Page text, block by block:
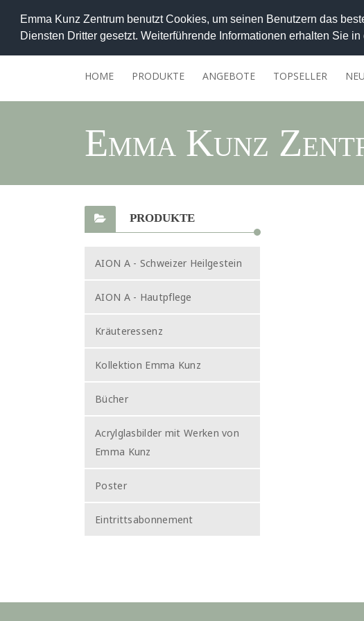
Emma Kunz Zentrum benutzt Cookies, um seinen Benutzern das
Diensten Dritter gesetzt. Weiterführende Informationen erhalten Sie in
HOME PRODUKTE ANGEBOTE TOPSELLER
Emma Kunz
PRODUKTE
AION A - Schweizer Heilgestein
AION A - Hautpflege
Kräuteressenz
Kollektion Emma Kunz
Bücher
Acrylglasbilder mit Werken von
Emma Kunz
Poster
Eintrittsabonnement